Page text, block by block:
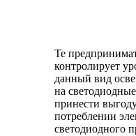
Те
контролирует
данный вид
на
принести
потреблении
светодиодного